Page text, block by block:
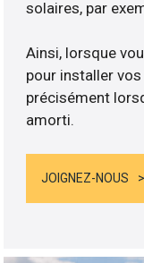
solaires, par
Ainsi, lorsque
pour installer vos
précisément
amorti.
JOIGNEZ-NOUS